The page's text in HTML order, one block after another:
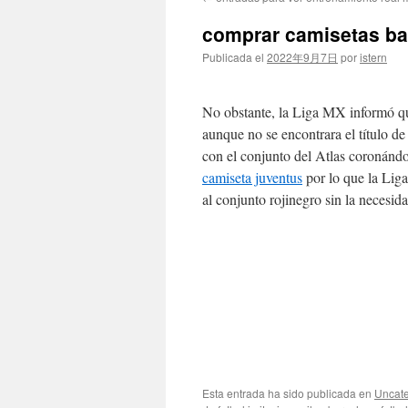
contenido
comprar camisetas
Publicada el 2022年9月7日 poristern
No obstante, la Liga MX informó
aunque no se encontrara el título
con el conjunto del Atlas
camiseta juventuspor lo que la
al conjunto rojinegro sin la
Esta entrada ha sido publicada en